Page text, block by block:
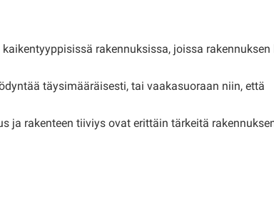
rakennuksissa, joissa rakennuksen
täysimääräisesti, tai vaakasuoraan niin, että
ja rakenteen tiiviys ovat erittäin tärkeitä